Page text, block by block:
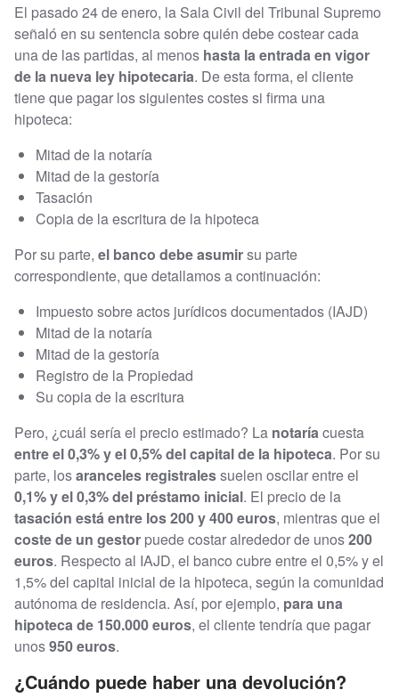
El pasado 24 de enero, la Sala Civil del Tribunal Supremo
señaló en su sentencia sobre quién debe costear cada
una de las partidas, al menos hasta la entrada en vigor
de la nueva ley hipotecaria. De esta forma, el cliente
tiene que pagar los siguientes costes si firma una
hipoteca:
Mitad de la notaría
Mitad de la gestoría
Tasación
Copia de la escritura de la hipoteca
Por su parte, el banco debe asumirsu parte
correspondiente, que detallamos a continuación:
Impuesto sobre actos jurídicos documentados (IAJD)
Mitad de la notaría
Mitad de la gestoría
Registro de la Propiedad
Su copia de la escritura
Pero, ¿cuál sería el precio estimado? La notaríacuesta
entre el 0,3% y el 0,5% del capital de la hipoteca. Por su
parte, losaranceles registralessuelen oscilar entre el
0,1% y el 0,3% del préstamo inicial. El precio de la
tasación está entre los 200 y 400 euros, mientras que el
coste de un gestor puede costar alrededor de unos200
euros. Respecto al IAJD, el banco cubre entre el 0,5% y el
1,5% del capital inicial de la hipoteca, según la comunidad
autónoma de residencia. Así, por ejemplo, para una
hipoteca de 150.000 euros, el cliente tendría que pagar
unos950 euros.
¿Cuándo puede haber una devolución?